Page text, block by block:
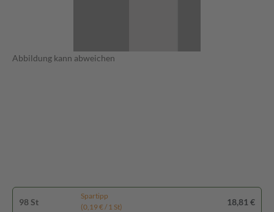
Abbildung kann abweichen
98 St
Spartipp
(0,19 € / 1 St)
18,81 €